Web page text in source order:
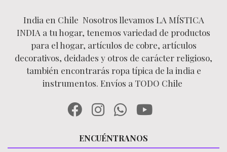
India en Chile Nosotros llevamos LA MÍSTICA
INDIA a tu hogar, tenemos variedad de productos
para el hogar, artículos de cobre, artículos
decorativos, deidades y otros de carácter religioso,
también encontrarás ropa típica de la india e
instrumentos. Envíos a TODO Chile
ENCUÉNTRANOS